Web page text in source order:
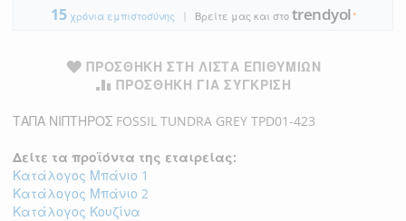
15χρόνια εμπιστοσύνης | Βρείτε μας και στο trendyol ●
ΠΡΟΣΘΉΚΗ ΣΤΗ ΛΊΣΤΑ ΕΠΙΘΥΜΙΏΝ
ΠΡΟΣΘΉΚΗ ΓΙΑ ΣΎΓΚΡΙΣΗ
ΤΑΠΑ ΝΙΠΤΗΡΟΣ FOSSIL TUNDRA GREY TPD01-423
Δείτε τα προϊόντα της εταιρείας:
Κατάλογος Μπάνιο 1
Κατάλογος Μπάνιο 2
Κατάλογος Κουζίνα